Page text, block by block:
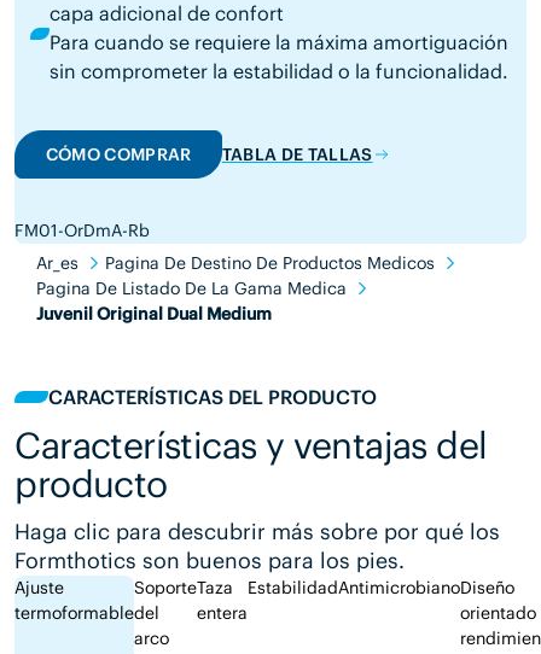
capa adicional de confort
Para cuando se requiere la máxima amortiguación
sin comprometer la estabilidad o la funcionalidad.
CÓMO COMPRAR TABLA DE TALLAS
FM01-OrDmA-Rb
Ar_es
Pagina De Destino De Productos Medicos
Pagina De Listado De La Gama Medica
Juvenil Original Dual Medium
CARACTERÍSTICAS DEL PRODUCTO
Características y ventajas del
producto
Haga clic para descubrir más sobre por qué los
Formthotics son buenos para los pies.
Ajuste
termoformable
Soporte
del
arco
Taza
entera
EstabilidadAntimicrobianoDiseño
orientado